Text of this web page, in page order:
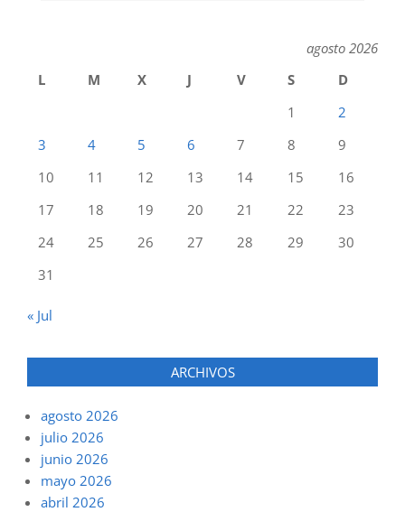
agosto 2026
L
M X J V S
D
1
2
3
4 5 6 7 8
9
10
11 12 13 14 15
16
17
18 19 20 21 22
23
24
25 26 27 28 29
30
31
« Jul
ARCHIVOS
agosto 2026
julio 2026
junio 2026
mayo 2026
abril 2026